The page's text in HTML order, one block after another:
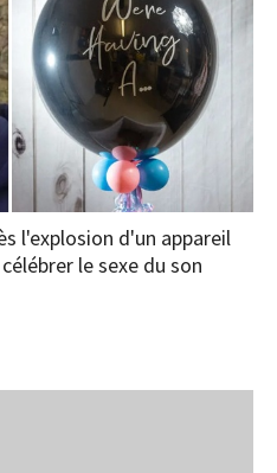
l'explosion d'un appareil
le sexe du son